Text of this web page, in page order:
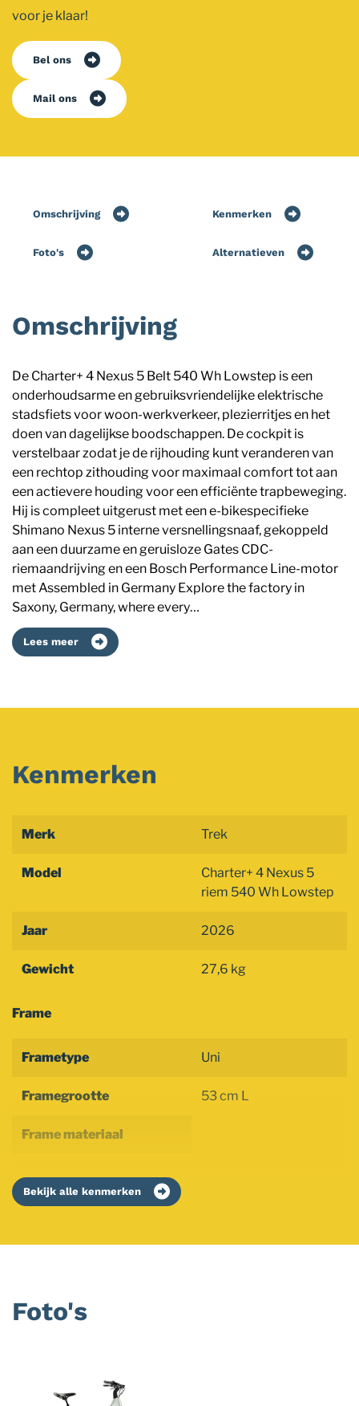
voor je klaar!
Bel ons
Mail ons
Omschrijving Kenmerken
Foto's Alternatieven
Omschrijving
De Charter+ 4 Nexus 5 Belt 540 Wh Lowstep is een
onderhoudsarme en gebruiksvriendelijke elektrische
stadsfiets voor woon-werkverkeer, plezierritjes en het
doen van dagelijkse boodschappen. De cockpit is
verstelbaar zodat je de rijhouding kunt veranderen van
een rechtop zithouding voor maximaal comfort tot aan
een actievere houding voor een efficiënte trapbeweging.
Hij is compleet uitgerust met een e-bikespecifieke
Shimano Nexus 5 interne versnellingsnaaf, gekoppeld
aan een duurzame en geruisloze Gates CDC-
riemaandrijving en een Bosch Performance Line-motor
met Assembled in Germany Explore the factory in
Saxony, Germany, where every…
Lees meer
Kenmerken
Merk Trek
Model
Charter+ 4 Nexus 5
riem 540 Wh Lowstep
Jaar 2026
Gewicht 27,6 kg
Frame
Frametype Uni
Framegrootte 53 cm L
Frame materiaal
Bekijk alle kenmerken
Foto's